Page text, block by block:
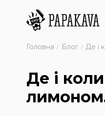
Головна Блог Де і
Де і